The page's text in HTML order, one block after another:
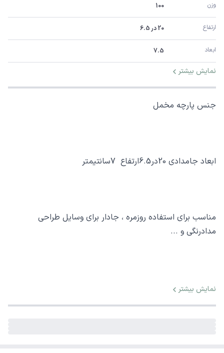
وزن 100
ارتفاع 20 در 6.5
ابعاد 7.5
نمایش بیشتر
جنس پارچه مخمل
ابعاد جامدادی 20در6.5ارتفاع 7سانتیمتر
مناسب برای استفاده روزمره ، جادار برای وسایل طراحی
مدادرنگی و ...
نمایش بیشتر